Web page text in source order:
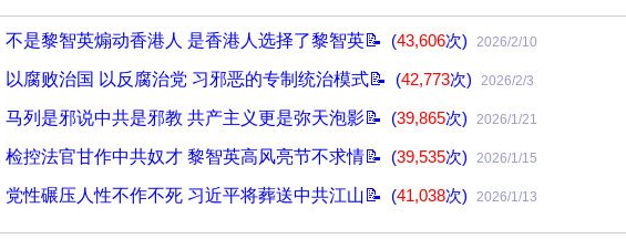
不是黎智英煽动香港人 是香港人选择了黎智英📝 (43,606次) 2026/2/10
以腐败治国 以反腐治党 习邪恶的专制统治模式📝 (42,773次) 2026/2/3
马列是邪说中共是邪教 共产主义更是弥天泡影📝 (39,865次) 2026/1/21
检控法官甘作中共奴才 黎智英高风亮节不求情📝 (39,535次) 2026/1/15
党性碾压人性不作不死 习近平将葬送中共江山📝 (41,038次) 2026/1/13